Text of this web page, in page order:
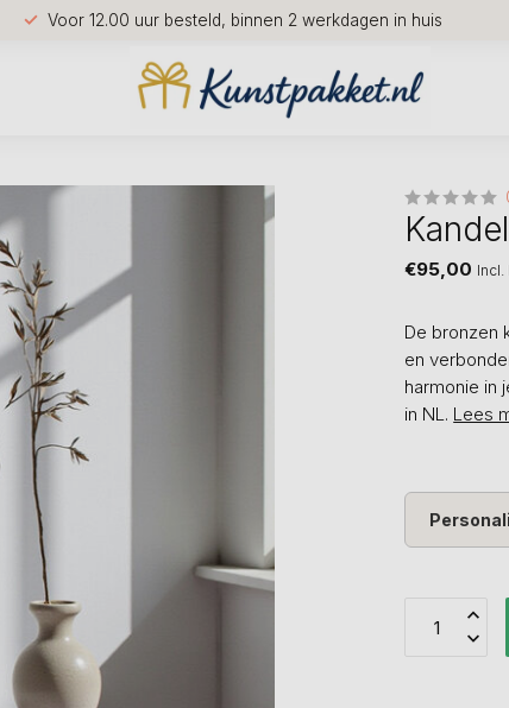
Voor 12.00 uur besteld, binnen 2 werkdagen in huis
€95,00
De bronzen
en
harmonie in
in NL. Lees